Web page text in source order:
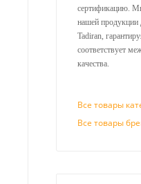
сертификацию.
нашей продукции
Tadiran,
соответствует
качества.
Все товары
Все товары